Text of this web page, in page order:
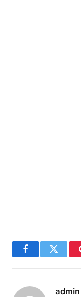
FacebookTwitter
admin